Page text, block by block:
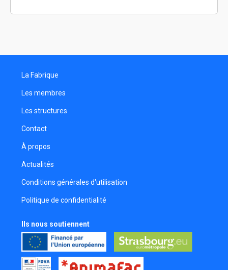
Elsa Schweitzer
Monteuse
Sébastien Pflieger
Noah Aubert
Réalisateur
Malassingne Jean-Benoît
Réalisateur
Théo Bassan
Monteur son
Domino Dos Santos
Réalisateur
La Fabrique
Les membres
Les structures
Contact
À propos
Actualités
Conditions générales d'utilisation
Politique de confidentialité
Ils nous soutiennent